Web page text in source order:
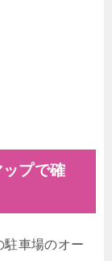
プで確
駐車場のオー